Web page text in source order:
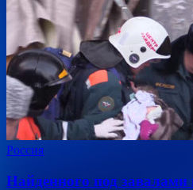
Россия
Найденного под завалами